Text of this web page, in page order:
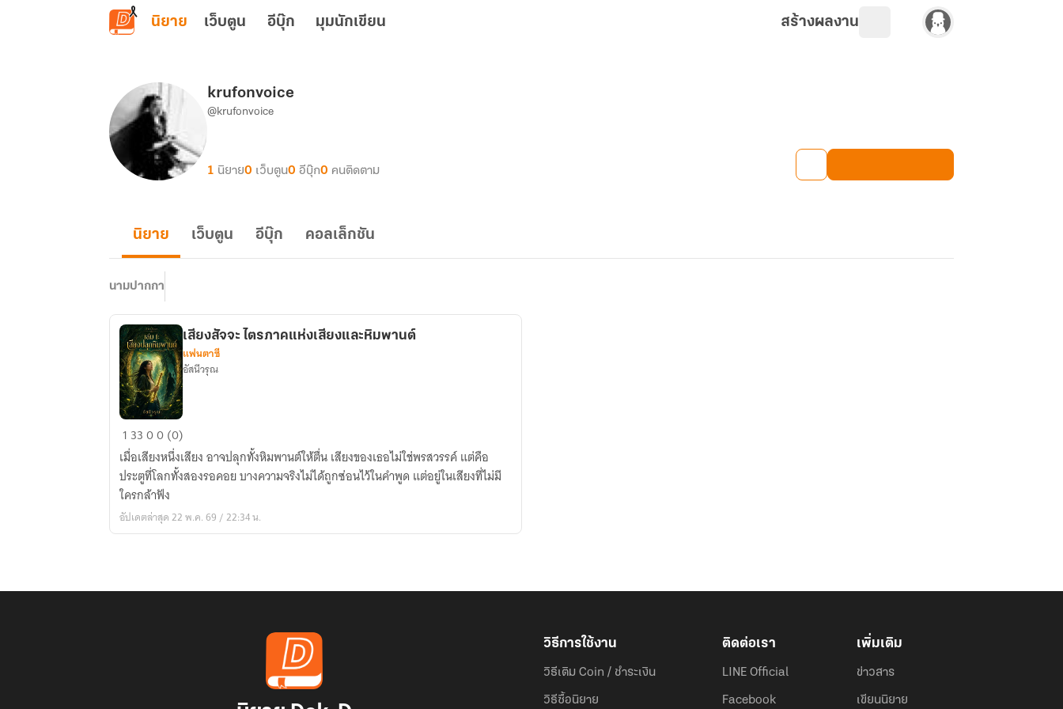
ข้ามไปยังเนื้อหาหลัก
นิยาย เว็บตูน อีบุ๊ก มุมนักเขียน สร้างผลงาน
krufonvoice
@krufonvoice
1 นิยาย0 เว็บตูน0 อีบุ๊ก0 คนติดตาม
นิยาย เว็บตูน อีบุ๊ก คอลเล็กชัน
นามปากกา
เสียง
สัจจะ
ไตร
ภาค
แห่ง
เสียง
เสียงสัจจะ ไตรภาคแห่งเสียงและหิมพานต์
แฟนตาซี
อัสนีวรุณ
1 3300 (0)
เมื่อเสียงหนึ่งเสียง อาจปลุกทั้งหิมพานต์ให้ตื่น เสียงของเธอไม่ใช่พรสวรรค์ แต่คือ
ประตูที่โลกทั้งสองรอคอย บางความจริงไม่ได้ถูกซ่อนไว้ในคำพูด แต่อยู่ในเสียงที่ไม่มี
ใครกล้าฟัง
อัปเดตล่าสุด 22 พ.ค. 69 / 22:34 น.
วิธีการใช้งาน
วิธีเติม Coin / ชำระเงิน
วิธีซื้อนิยาย
ติดต่อเรา
LINE Official
Facebook
เพิ่มเติม
ข่าวสาร
เขียนนิยาย